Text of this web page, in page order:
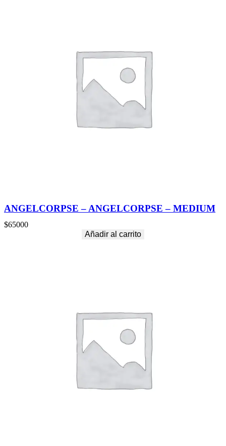
ANGELCORPSE – ANGELCORPSE – MEDIUM
$65000
Añadir al carrito